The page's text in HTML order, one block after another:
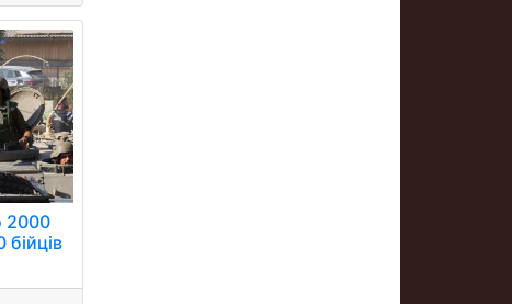
2000